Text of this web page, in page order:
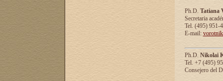
Ph.D. Tatiana
Secretaria
Tel. (495) 951-
E-mail:
Ph.D. Nikolai
Tel. +7 (495)
Consejero del